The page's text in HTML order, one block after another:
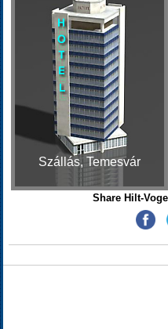
Szállás, Temesvár
Share Hilt-